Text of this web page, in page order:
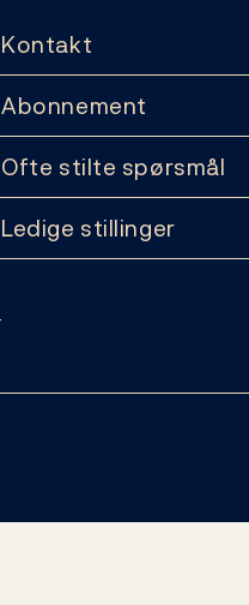
Kontakt
Abonnement
Ofte stilte spørsmål
Ledige stillinger